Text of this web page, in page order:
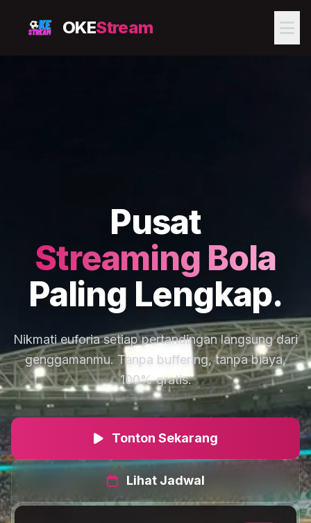
OKEStream
Pusat
Streaming Bola
Paling Lengkap.
Nikmati euforia setiap pertandingan langsung dari
genggamanmu. Tanpa buffering, tanpa biaya,
100% gratis.
Tonton Sekarang
Lihat Jadwal